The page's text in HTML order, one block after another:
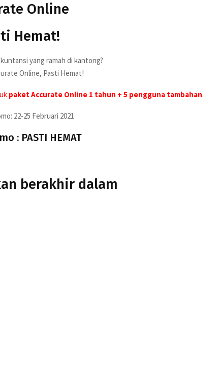
Online
Hemat!
yang ramah di kantong?
Online, Pasti Hemat!
paket Accurate Online 1 tahun + 5 pengguna tambahan.
22-25 Februari 2021
: PASTI HEMAT
berakhir dalam